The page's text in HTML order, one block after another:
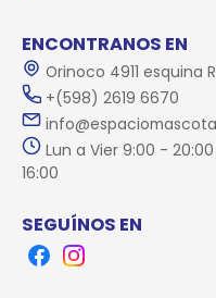
ENCONTRANOS EN
Orinoco 4911 esquina
+(598) 2619 6670
Lun a Vier 9:00 -
16:00
SEGUÍNOS EN
FacebookInstagram